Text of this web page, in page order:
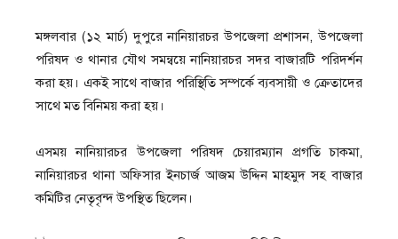
মঙ্গলবার (১২ মার্চ) দুপুরে নানিয়ারচর উপজেলা প্রশাসন, উপজেলা
পরিষদ ও থানার যৌথ সমন্বয়ে নানিয়ারচর সদর বাজারটি পরিদর্শন
করা হয়। একই সাথে বাজার পরিস্থিতি সম্পর্কে ব্যবসায়ী ও ক্রেতাদের
সাথে মত বিনিময় করা হয়।
এসময় নানিয়ারচর উপজেলা পরিষদ চেয়ারম্যান প্রগতি চাকমা,
নানিয়ারচর থানা অফিসার ইনচার্জ আজম উদ্দিন মাহমুদ সহ বাজার
কমিটির নেতৃবৃন্দ উপস্থিত ছিলেন।